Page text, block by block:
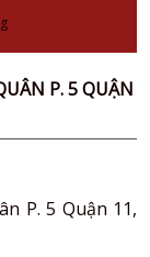
P. 5 QUẬN
P. 5 Quận 11,